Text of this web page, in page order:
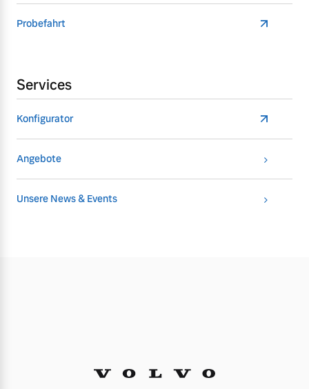
Probefahrt
Services
Konfigurator
Angebote
Unsere News & Events